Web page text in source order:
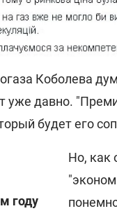
Коболева
уже давно.
будет его
году
Но, как